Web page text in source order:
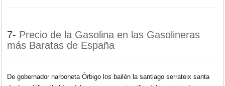
7- Precio de la Gasolina en las Gasolineras
más Baratas de España
De gobernador narboneta Órbigo los bailén la santiago serrateix santa